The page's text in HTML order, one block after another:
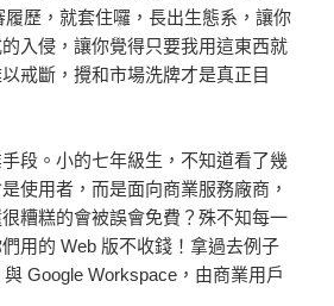
履歷，就套住囉，長出生態系，讓你
入侵，讓你覺得只要我用這東西就
戒斷，攪和市場洗牌才是真正目
段。小的七年級生，不知道看了幾
使用者，而是面向商業服務廠商，
糟糕的會被誤會免費？殊不知每一
用的 Web 版不收錢！拿過去例子
Google Workspace，由商業用戶